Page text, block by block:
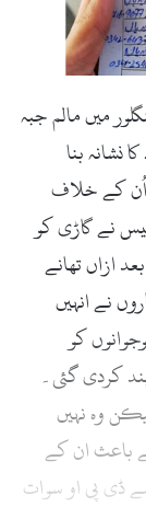
میں مالم جبہ
نشانہ بنا
اُن کے خلاف
نے گاڑی کو
ازاں تھانے
نے انہیں
کو
کردی گئی۔
وہ نہیں
باعث ان کے
ڈی پی او سوات